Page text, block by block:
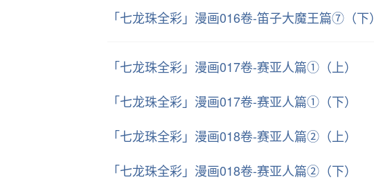
「七龙珠全彩」漫画016卷-笛子大魔王篇⑦（下）
「七龙珠全彩」漫画017卷-赛亚人篇①（上）
「七龙珠全彩」漫画017卷-赛亚人篇①（下）
「七龙珠全彩」漫画018卷-赛亚人篇②（上）
「七龙珠全彩」漫画018卷-赛亚人篇②（下）